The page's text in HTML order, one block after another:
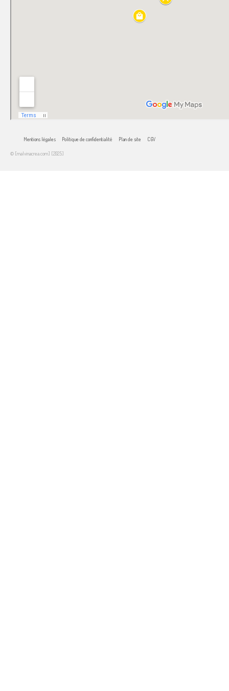
Mentions légales Politique de confidentialité Plan de site CGV
© [malvinacrea.com] [2025]